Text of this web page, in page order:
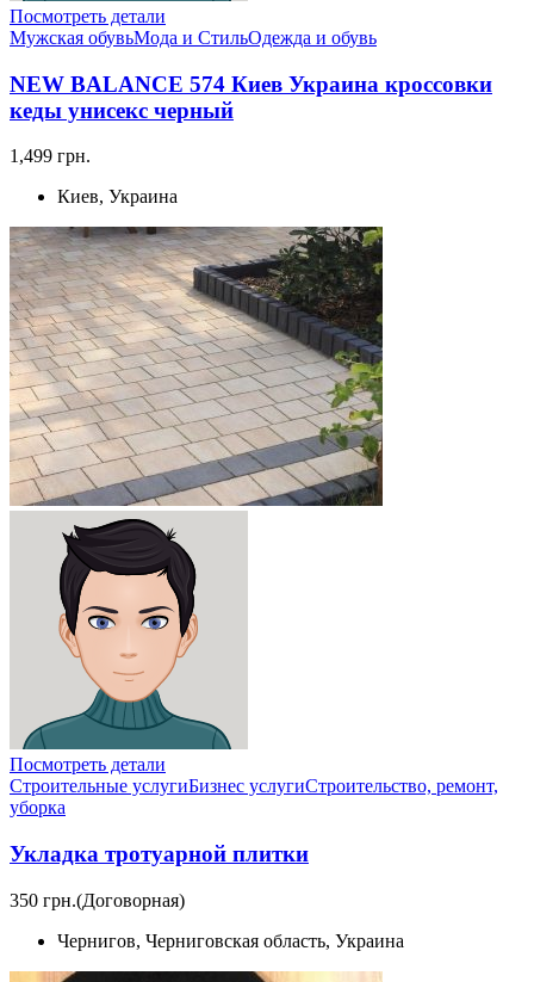
Посмотреть детали
Мужская обувьМода и СтильОдежда и обувь
NEW BALANCE 574 Киев Украина кроссовки
кеды унисекс черный
1,499 грн.
Киев, Украина
Посмотреть детали
Cтроительные услугиБизнес услугиСтроительство, ремонт,
уборка
Укладка тротуарной плитки
350 грн.(Договорная)
Чернигов, Черниговская область, Украина